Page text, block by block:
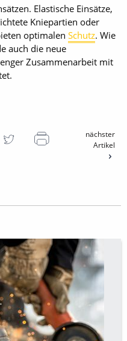
Elastische Einsätze,
Kniepartien oder
optimalen Schutz. Wie
auch die neue
Zusammenarbeit mit
nächster
Artikel